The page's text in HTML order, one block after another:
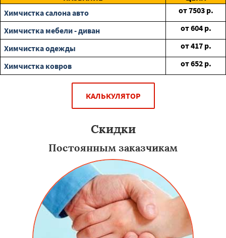
Химчистка салона авто
от7503 р.
Химчистка мебели - диван
от604 р.
Химчистка одежды
от417 р.
Химчистка ковров
от652 р.
КАЛЬКУЛЯТОР
Скидки
Постоянным заказчикам